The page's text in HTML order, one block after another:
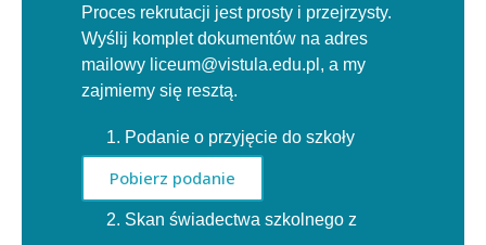
Proces rekrutacji jest prosty i przejrzysty.
Wyślij komplet dokumentów na adres
mailowy liceum@vistula.edu.pl, a my
zajmiemy się resztą.
Podanie o przyjęcie do szkoły
Pobierz podanie
Skan świadectwa szkolnego z